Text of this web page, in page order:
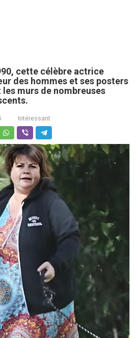
cette célèbre actrice
des hommes et ses posters
murs de nombreuses
Intéressant